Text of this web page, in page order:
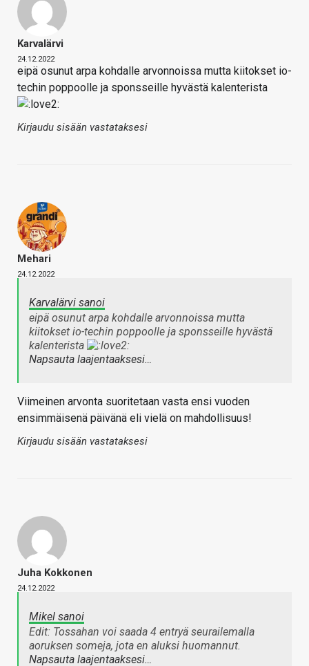
Karvalärvi
24.12.2022
eipä osunut arpa kohdalle arvonnoissa mutta kiitokset io-
techin poppoolle ja sponsseille hyvästä kalenterista
Kirjaudu sisään vastataksesi
Mehari
24.12.2022
Karvalärvi sanoi
eipä osunut arpa kohdalle arvonnoissa mutta
kiitokset io-techin poppoolle ja sponsseille hyvästä
kalenterista
Napsauta laajentaaksesi…
Viimeinen arvonta suoritetaan vasta ensi vuoden
ensimmäisenä päivänä eli vielä on mahdollisuus!
Kirjaudu sisään vastataksesi
Juha Kokkonen
24.12.2022
Mikel sanoi
Edit: Tossahan voi saada 4 entryä seurailemalla
aoruksen someja, jota en aluksi huomannut.
Napsauta laajentaaksesi…